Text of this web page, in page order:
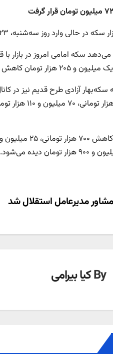
سه‌شنبه، ۲۳ اردیبهشت‌ماه شد که سکه در کانال ۷۳ میلیون تومان قرار گرفته است.
کاهش قیمت داشته است.
مدیرعامل استقلال شد
Byکیا بیرامی